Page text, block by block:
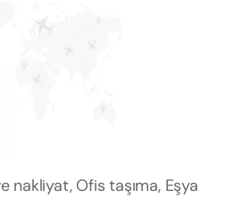
nakliyat, Ofis taşıma, Eşya